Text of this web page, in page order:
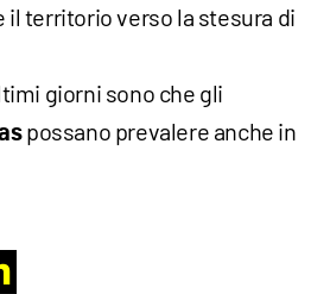
il territorio verso la stesura di
giorni sono che gli
possano prevalere anche in